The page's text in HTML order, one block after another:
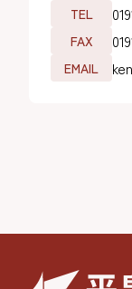
TEL
FAX
EMAIL